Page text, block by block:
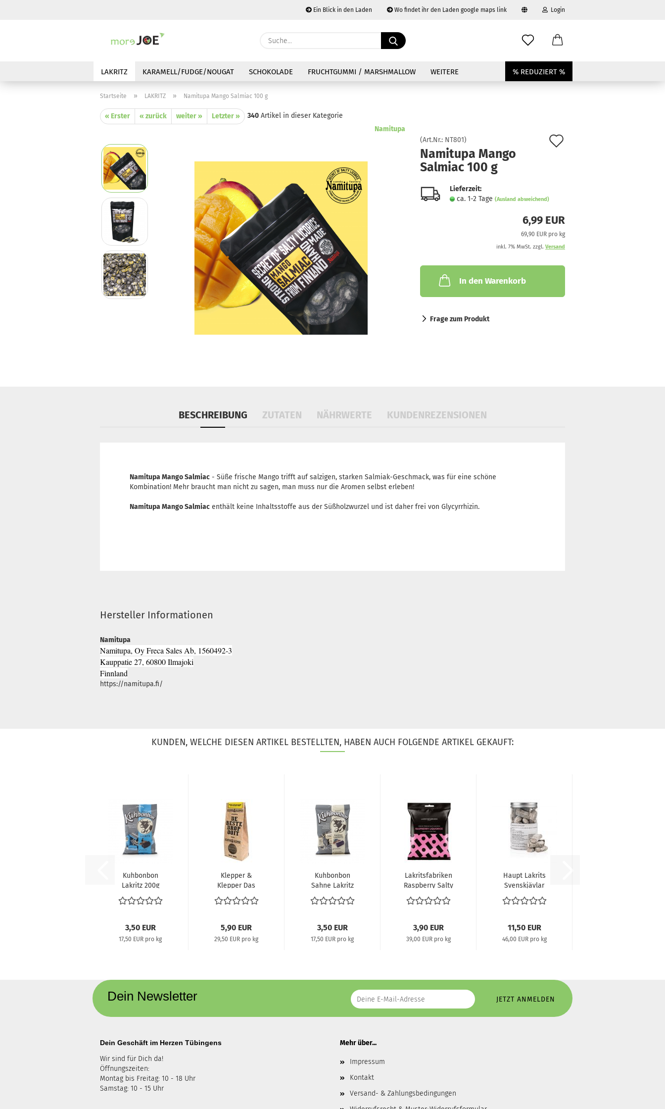
Ein Blick in den Laden Wo findet ihr den Laden google maps link
Währung auswählen
Login
Konto erstellen
Passwort vergessen?
Suche...
LAKRITZ KARAMELL/FUDGE/NOUGAT SCHOKOLADE FRUCHTGUMMI / MARSHMALLOW % REDUZIERT %
WEITERE
Startseite » LAKRITZ » Namitupa Mango Salmiac 100 g
« Erster « zurück weiter » Letzter » 340 Artikel in dieser Kategorie
Namitupa
(Art.Nr.: NT801)
Namitupa Mango
Salmiac 100 g
Lieferzeit:
ca. 1-2 Tage (Ausland abweichend)
6,99 EUR
69,90 EUR pro kg
inkl. 7% MwSt. zzgl. Versand
In den Warenkorb
Frage zum Produkt
BESCHREIBUNG ZUTATEN NÄHRWERTE KUNDENREZENSIONEN
Namitupa Mango Salmiac - Süße frische Mango trifft auf salzigen, starken Salmiak-Geschmack, was für eine schöne
Kombination! Mehr braucht man nicht zu sagen, man muss nur die Aromen selbst erleben!
Namitupa Mango Salmiac enthält keine Inhaltsstoffe aus der Süßholzwurzel und ist daher frei von Glycyrrhizin.
Hersteller Informationen
Namitupa
Namitupa, Oy Freca Sales Ab, 1560492-3
Kauppatie 27, 60800 Ilmajoki
Finnland
https://namitupa.fi/
KUNDEN, WELCHE DIESEN ARTIKEL BESTELLTEN, HABEN AUCH FOLGENDE ARTIKEL GEKAUFT:
Kuhbonbon
Lakritz 200g
3,50 EUR
17,50 EUR pro kg
Klepper &
Klepper Das
beste Lakritz
aller...
5,90 EUR
29,50 EUR pro kg
Kuhbonbon
Sahne Lakritz
200 g
3,50 EUR
17,50 EUR pro kg
Lakritsfabriken
Raspberry Salty
Liquorice,...
3,90 EUR
39,00 EUR pro kg
Haupt Lakrits
Svenskjävlar
Extra Salzig
250g...
11,50 EUR
46,00 EUR pro kg
Dein Newsletter
Dein Geschäft im Herzen Tübingens
Wir sind für Dich da!
Öffnungszeiten:
Montag bis Freitag: 10 - 18 Uhr
Samstag: 10 - 15 Uhr
Mehr über...
Impressum
Kontakt
Versand- & Zahlungsbedingungen